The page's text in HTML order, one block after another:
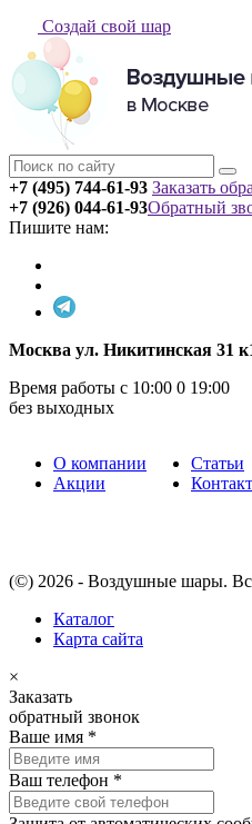
Создай свой шар
+7 (495) 744-61-93 Заказать
+7 (926) 044-61-93
Пишите нам:
Обратный
Москва ул. Никитинская 31
Время работы с 10:00 0 19:00
без выходных
О компании
Акции
Статьи
(©) 2026 - Воздушные шары.
Каталог
Карта сайта
×
Заказать
обратный звонок
Ваше имя *
Ваш телефон *